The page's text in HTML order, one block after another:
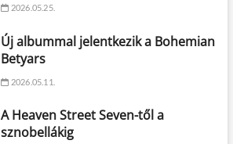
2026.05.25.
Új albummal jelentkezik a Bohemian
Betyars
2026.05.11.
A Heaven Street Seven-től a
sznobellákig